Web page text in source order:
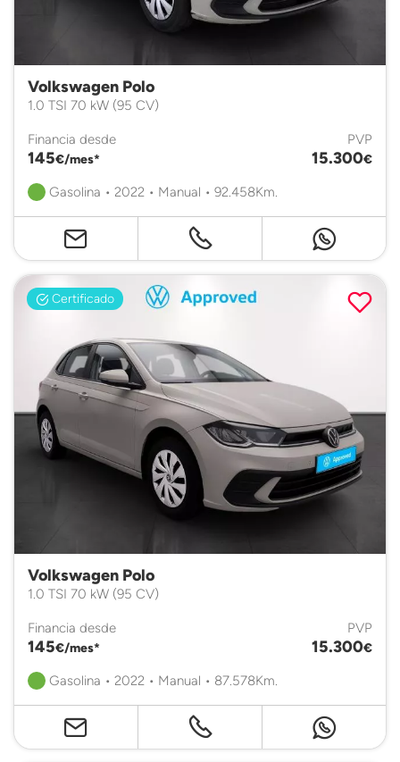
Volkswagen Polo
1.0 TSI 70 kW (95 CV)
Financia desde
145€/mes*
PVP
15.300€
Gasolina • 2022 • Manual • 92.458Km.
Certificado
Volkswagen Polo
1.0 TSI 70 kW (95 CV)
Financia desde
145€/mes*
PVP
15.300€
Gasolina • 2022 • Manual • 87.578Km.